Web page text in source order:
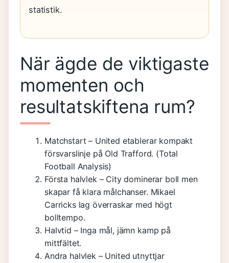
statistik.
När ägde de viktigaste
momenten och
resultatskiftena rum?
Matchstart – United etablerar kompakt
försvarslinje på Old Trafford. (Total
Football Analysis)
Första halvlek – City dominerar boll men
skapar få klara målchanser. Mikael
Carricks lag överraskar med högt
bolltempo.
Halvtid – Inga mål, jämn kamp på
mittfältet.
Andra halvlek – United utnyttjar